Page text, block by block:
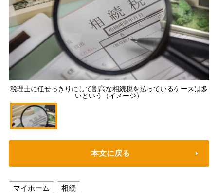
税理士に任せっきりにして割高な相続税を払っているケースは多
いという（イメージ）
本文に戻る
マイホーム 相続